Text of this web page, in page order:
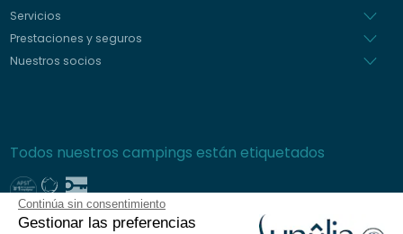
Continúa sin consentimiento
Gestionar las preferencias
Servicios
Prestaciones y seguros
Nuestros socios
Todos nuestros campings están etiquetados
Pago seguro